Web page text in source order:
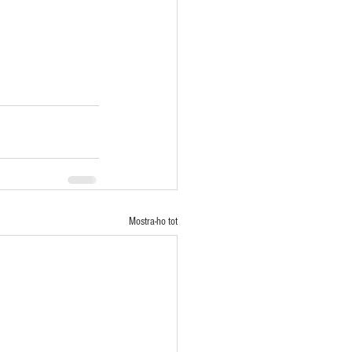
Mostra-ho tot